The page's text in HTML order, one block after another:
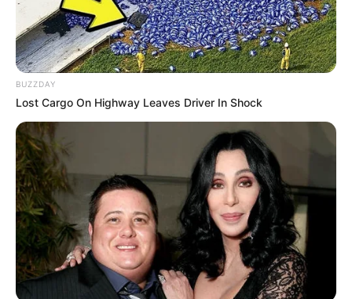
(foto: kobomo)
6. Bisa digunakan ke kantor, lho. Padukan atasan
kaos dengan cardigan serta celana warna pastel.
Handbagdanhigh heels
menjadi pelengkap
penampilanmu
BUZZDAY
Lost Cargo On Highway Leaves Driver In Shock